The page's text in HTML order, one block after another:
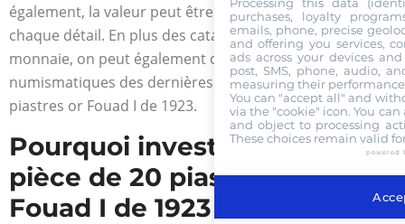
également, la valeur peut être influencée en fonction de
chaque détail. En plus des catalogues de pièces de
monnaie, on peut également consulter les argus
numismatiques des dernières ventes de la pièce de 20
piastres or Fouad I de 1923.
Pourquoi investir dans une
pièce de 20 piastres or
Fouad I de 1923
purchases, loyalty
emails, phone, precise
and offering you services,
ads across your devices
post, SMS, phone, audio,
measuring their
You can "accept all" and
via the "cookie" icon. You
and object to processing
These choices remain valid
powered